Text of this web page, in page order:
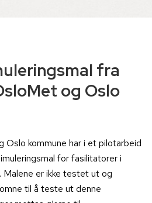
fra
og Oslo
Oslo kommune har i et pilotarbeid
for fasilitatorer i
Malene er ikke testet ut og
til å teste ut denne